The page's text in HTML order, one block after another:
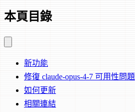
本頁目錄
新功能
修復 claude-opus-4-7 可用性問題
如何更新
相關連結